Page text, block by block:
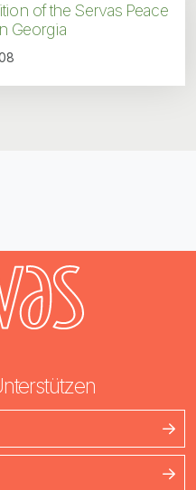
of the Servas Peace
Georgia